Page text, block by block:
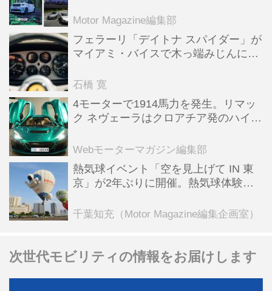
Motor Magazine編集部
フェラーリ「デイトナ スパイダー」が
マイアミ・バイスで木っ端みじんにな
石橋 寛
4モーターで1914馬力を発生。リマッ
ク ネヴェーラはクロアチア発のハイパ
全版／115】
Webモーターマガジン編集部
熱気球イベント「空を見上げて IN 東
京」が2年ぶりに開催。熱気球体験搭
ンテンツも
千葉知充（Motor Magazine編集企画室）
次世代モビリティの情報をお届けします